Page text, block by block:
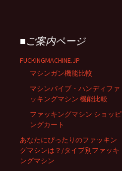
■ご案内ページ
FUCKINGMACHINE.JP
マシンガン機能比較
マシンバイブ・ハンディファ
ッキングマシン 機能比較
ファッキングマシン ショッピ
ングカート
あなたにぴったりのファッキン
グマシンは？/タイプ別ファッキ
ングマシン